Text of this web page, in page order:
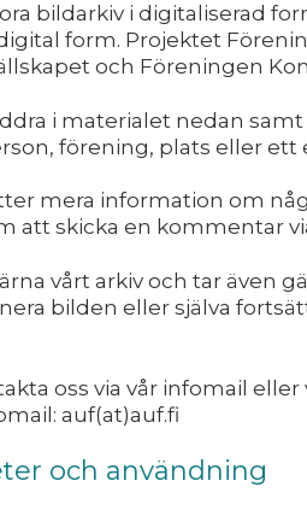
bildarkiv i digitaliserad
form. Projektet
och Föreningen
i materialet nedan
förening, plats eller ett
mera information om
att skicka en kommentar
vårt arkiv och tar även
bilden eller själva
oss via vår infomail
auf(at)auf.fi
och användning